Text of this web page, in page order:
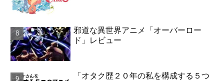
邪道な異世界アニメ「オーバーロー
ド」レビュー
「オタク歴２０年の私を構成する５つ